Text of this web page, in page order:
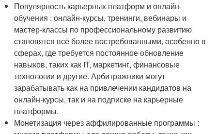
Популярность карьерных платформ и онлайн-
обучения : онлайн-курсы, тренинги, вебинары и
мастер-классы по профессиональному развитию
становятся всё более востребованными, особенно в
сферах, где требуется постоянное обновление
навыков, таких как IT, маркетинг, финансовые
технологии и другие. Арбитражники могут
зарабатывать как на привлечении кандидатов на
онлайн-курсы, так и на подписке на карьерные
платформы.
Монетизация через аффилированные программы :